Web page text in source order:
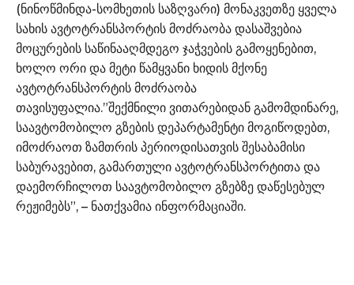
(ნინოწმინდა-სომხეთის საზღვარი) მონაკვეთზე ყველა
სახის ავტოტრანსპორტის მოძრაობა დასაშვებია
მოცურების საწინააღმდეგო ჯაჭვების გამოყენებით,
ხოლო ორი და მეტი წამყვანი ხიდის მქონე
ავტოტრანსპორტის მოძრაობა
თავისუფალია.”შექმნილი ვითარებიდან გამომდინარე,
საავტომობილო გზების დეპარტამენტი მოგიწოდებთ,
იმოძრაოთ ზამთრის პერიოდისათვის შესაბამისი
საბურავებით, გამართული ავტოტრანსპორტითა და
დაემორჩილოთ საავტომობილო გზებზე დაწესებულ
რეჟიმებს”, – ნათქვამია ინფორმაციაში.